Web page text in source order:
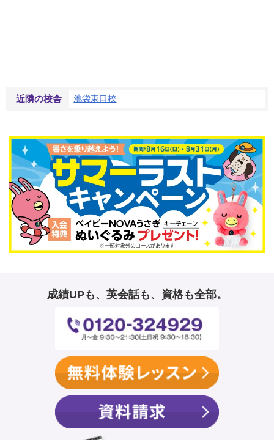
近隣の校舎 池袋東口校
成績UPも、英会話も、資格も全部。